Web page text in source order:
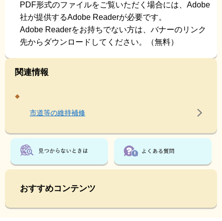
PDF形式のファイルをご覧いただく場合には、Adobe
社が提供するAdobe Readerが必要です。
Adobe Readerをお持ちでない方は、バナーのリンク
先からダウンロードしてください。（無料）
関連情報
市道等の維持補修
おすすめコンテンツ